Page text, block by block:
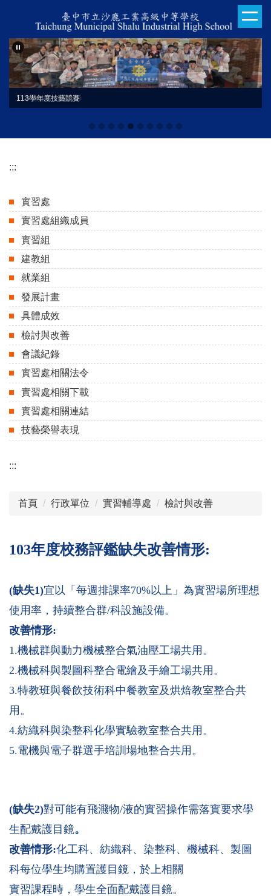
主
要
內
容
日本姊妹校交流合影
113學年度技藝競賽
:::
實習處
實習處組織成員
實習組
建教組
就業組
發展計畫
具體成效
檢討與改善
會議紀錄
實習處相關法令
實習處相關下載
實習處相關連結
技藝榮譽表現
:::
首頁 行政單位 實習輔導處 檢討與改善
103年度校務評鑑缺失改善情形:
(缺失1)宜以「每週排課率70%以上」為實習場所理想
使用率，持續整合群/科設施設備。
改善情形:
1.機械群與動力機械整合氣油壓工場共用。
2.機械科與製圖科整合電繪及手繪工場共用。
3.特教班與餐飲技術科中餐教室及烘焙教室整合共
用。
4.紡織科與染整科化學實驗教室整合共用。
5.電機與電子群選手培訓場地整合共用。
(缺失2)對可能有飛濺物/液的實習操作需落實要求學
生配戴護目鏡。
改善情形:化工科、紡織科、染整科、機械科、製圖
科每位學生均購置護目鏡，於上相關
實習課程時，學生全面配戴護目鏡。